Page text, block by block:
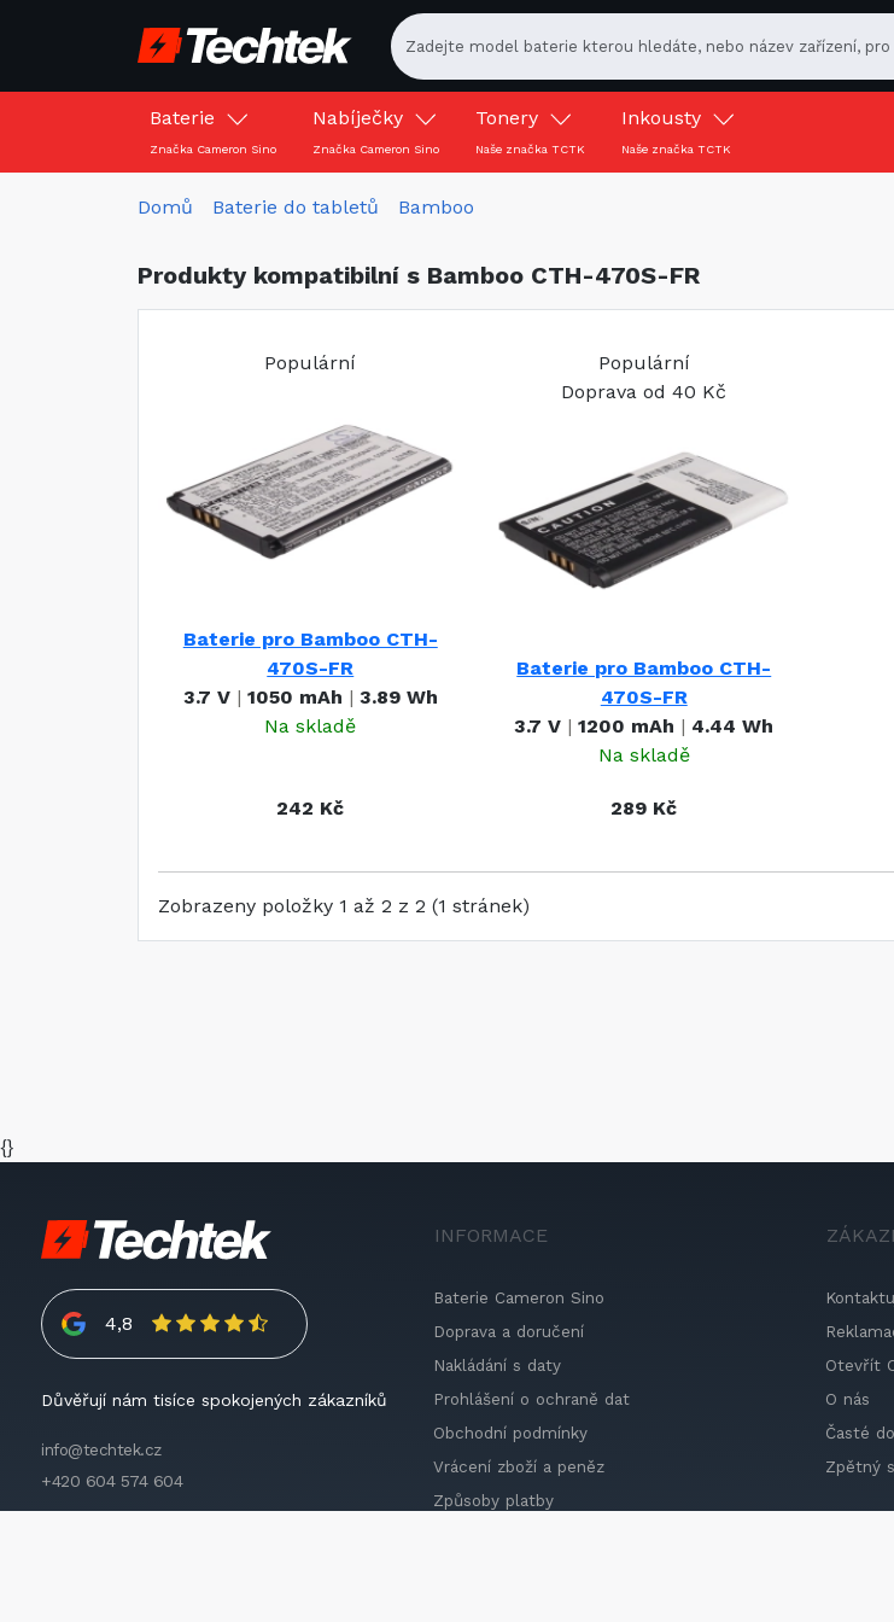
Baterie
Značka Cameron Sino
Nabíječky
Značka Cameron Sino
Tonery
Naše značka TCTK
Inkousty
Naše značka TCTK
Domů Baterie do tabletů Bamboo
Produkty kompatibilní s Bamboo CTH-470S-FR
Populární
Baterie pro Bamboo CTH-
470S-FR
3.7 V | 1050 mAh | 3.89 Wh
Na skladě
242 Kč
Populární
Doprava od 40 Kč
Baterie pro Bamboo CTH-
470S-FR
3.7 V | 1200 mAh | 4.44 Wh
Na skladě
289 Kč
Zobrazeny položky 1 až 2 z 2 (1 stránek)
{}
4,8
Důvěřují nám tisíce spokojených zákazníků
info@techtek.cz
+420 604 574 604
INFORMACE
Baterie Cameron Sino
Doprava a doručení
Nakládání s daty
Prohlášení o ochraně dat
Obchodní podmínky
Vrácení zboží a peněz
Způsoby platby
Otevřít
O nás
Časté
Zpětný